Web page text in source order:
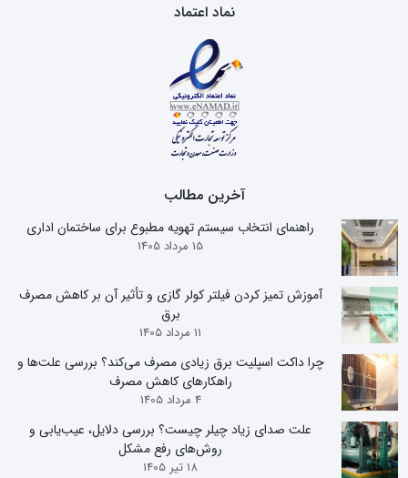
نماد اعتماد
آخرین مطالب
راهنمای انتخاب سیستم تهویه مطبوع برای ساختمان اداری
15 مرداد 1405
آموزش تمیز کردن فیلتر کولر گازی و تأثیر آن بر کاهش مصرف
برق
11 مرداد 1405
چرا داکت اسپلیت برق زیادی مصرف می‌کند؟ بررسی علت‌ها و
راهکارهای کاهش مصرف
4 مرداد 1405
علت صدای زیاد چیلر چیست؟ بررسی دلایل، عیب‌یابی و
روش‌های رفع مشکل
18 تیر 1405